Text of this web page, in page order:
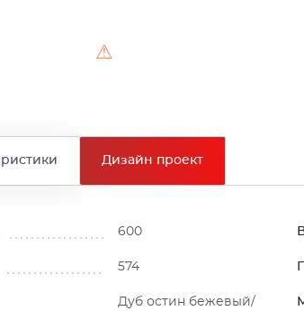
⚠
Дизайн проект
600
574
Дуб остин бежевый/